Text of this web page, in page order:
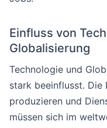
Einfluss von
Globalisierung
Technologie und
stark beeinflusst.
produzieren und
müssen sich im